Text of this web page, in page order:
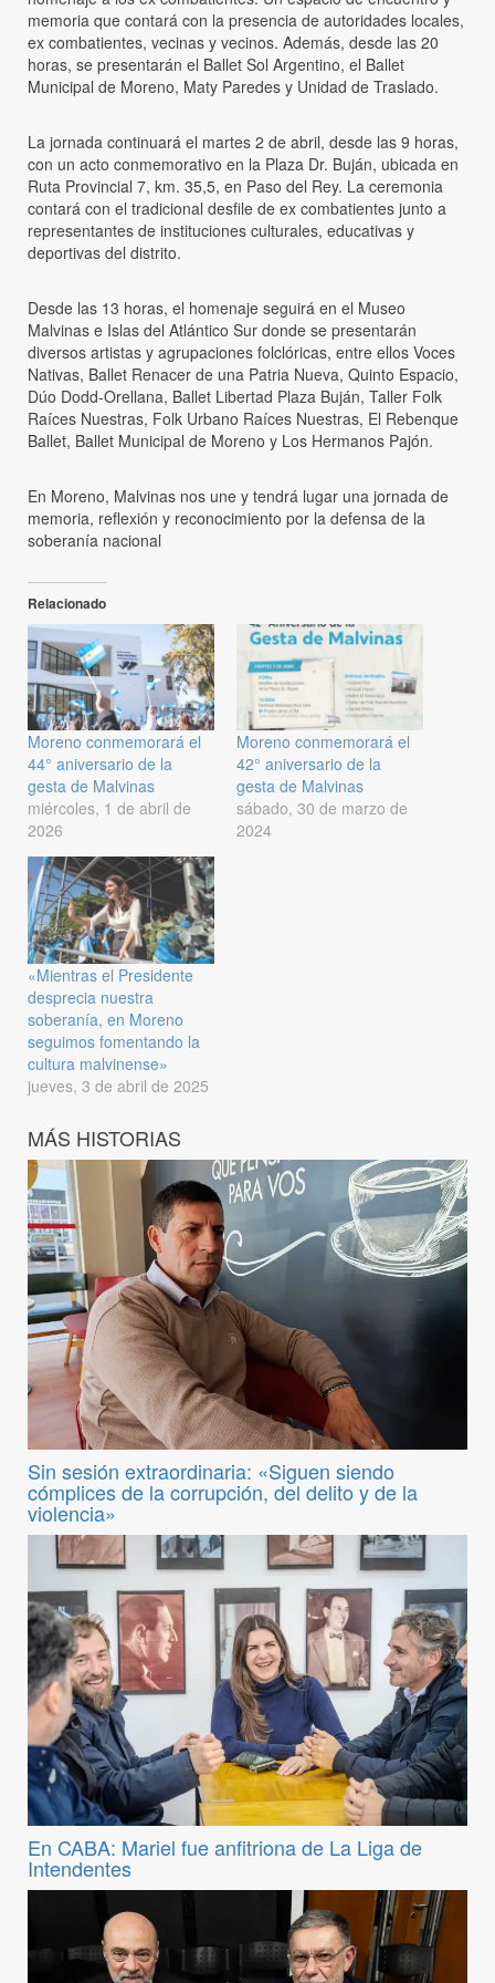
memoria que contará con la presencia de autoridades locales,
ex combatientes, vecinas y vecinos. Además, desde las 20
horas, se presentarán el Ballet Sol Argentino, el Ballet
Municipal de Moreno, Maty Paredes y Unidad de Traslado.
La jornada continuará el martes 2 de abril, desde las 9 horas,
con un acto conmemorativo en la Plaza Dr. Buján, ubicada en
Ruta Provincial 7, km. 35,5, en Paso del Rey. La ceremonia
contará con el tradicional desfile de ex combatientes junto a
representantes de instituciones culturales, educativas y
deportivas del distrito.
Desde las 13 horas, el homenaje seguirá en el Museo
Malvinas e Islas del Atlántico Sur donde se presentarán
diversos artistas y agrupaciones folclóricas, entre ellos Voces
Nativas, Ballet Renacer de una Patria Nueva, Quinto Espacio,
Dúo Dodd-Orellana, Ballet Libertad Plaza Buján, Taller Folk
Raíces Nuestras, Folk Urbano Raíces Nuestras, El Rebenque
Ballet, Ballet Municipal de Moreno y Los Hermanos Pajón.
En Moreno, Malvinas nos une y tendrá lugar una jornada de
memoria, reflexión y reconocimiento por la defensa de la
soberanía nacional
Relacionado
Moreno conmemorará el
44° aniversario de la
gesta de Malvinas
miércoles, 1 de abril de
2026
Moreno conmemorará el
42° aniversario de la
gesta de Malvinas
sábado, 30 de marzo de
2024
«Mientras el Presidente
desprecia nuestra
soberanía, en Moreno
seguimos fomentando la
cultura malvinense»
jueves, 3 de abril de 2025
MÁS HISTORIAS
Sin sesión extraordinaria: «Siguen siendo
cómplices de la corrupción, del delito y de la
violencia»
En CABA: Mariel fue anfitriona de La Liga de
Intendentes